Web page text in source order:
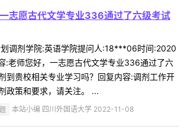
志愿古代文学专业336通过了六级考试
调剂学院:英语学院提问人:18***06时间:2020
:老师您好，一志愿古代文学专业336通过了六
到贵校相关专业学习吗？回复内容:调剂工作开
政策和要求，请关注。 ...
本站小编 四川外国语大学 2022-11-08